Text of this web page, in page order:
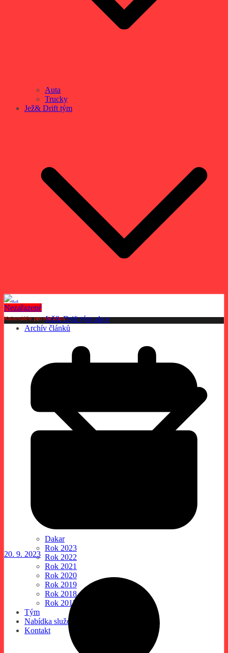
Auta
Trucky
Jež& Drift tým
Jež& Drift tým akce
Archív článků
Dakar
Rok 2023
Rok 2022
Rok 2021
Rok 2020
Rok 2019
Rok 2018
Rok 2017
Tým
Nabídka služeb
Kontakt
Nezařazené
Kalendáře pro rok 2024
20. 9. 2023